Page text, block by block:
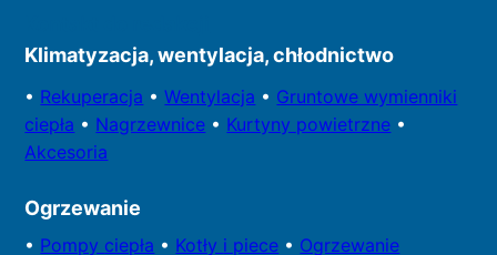
Klimatyzacja, wentylacja, chłodnictwo
• Rekuperacja •Wentylacja • Gruntowe wymienniki
ciepła • Nagrzewnice • Kurtyny powietrzne •
Akcesoria
Ogrzewanie
• Pompy ciepła • Kotły i piece • Ogrzewanie